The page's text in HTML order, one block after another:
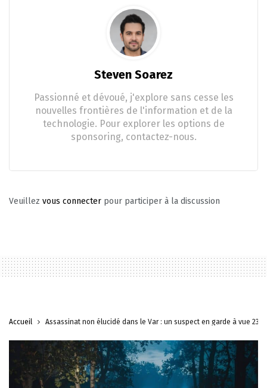
Steven Soarez
Passionné et dévoué, j'explore sans cesse les
nouvelles frontières de l'information et de la
technologie. Pour explorer les options de
sponsoring, contactez-nous.
Veuillez vous connecter pour participer à la discussion
Accueil Assassinat non élucidé dans le Var : un suspect en garde à vue 23